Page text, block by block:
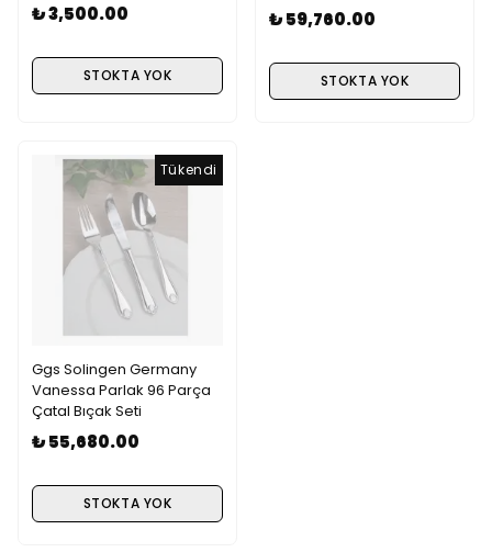
₺ 3,500.00
STOKTA YOK
₺ 59,760.00
STOKTA YOK
Tükendi
Ggs Solingen Germany
Vanessa Parlak 96 Parça
Çatal Bıçak Seti
₺ 55,680.00
STOKTA YOK